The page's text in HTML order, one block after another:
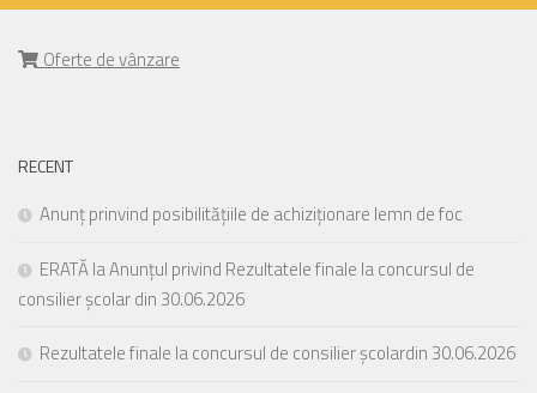
Oferte de vânzare
RECENT
Anunț prinvind posibilitățiile de achiziționare lemn de foc
ERATĂ la Anunțul privind Rezultatele finale la concursul de
consilier școlar din 30.06.2026
Rezultatele finale la concursul de consilier școlardin 30.06.2026